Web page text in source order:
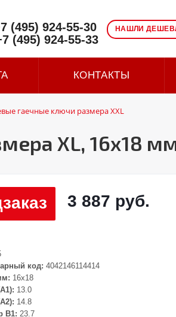
НАШЛИ
(495) 924-55-30
(495) 924-55-33
КОНТАКТЫ
гаечные ключи размера XXL
XL, 16х18
3 887 руб.
код: 4042146114414
16x18
13.0
14.8
В1: 23.7